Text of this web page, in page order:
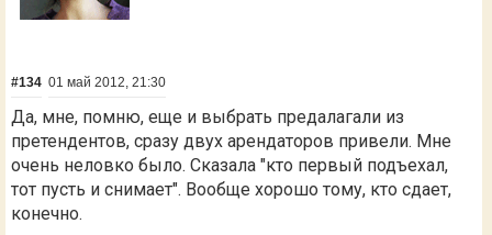
#134 01 май 2012, 21:30
Да, мне, помню, еще и выбрать предалагали из
претендентов, сразу двух арендаторов привели. Мне
очень неловко было. Сказала "кто первый подъехал,
тот пусть и снимает". Вообще хорошо тому, кто сдает,
конечно.